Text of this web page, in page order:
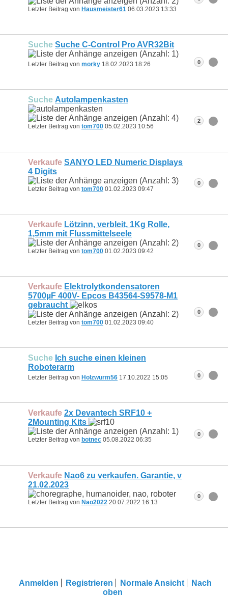
Letzter Beitrag von Hausmeister61 06.03.2023 13:33
Suche Suche C-Control Pro AVR32Bit
Letzter Beitrag von morky 18.02.2023 18:26 0
Suche Autolampenkasten
Letzter Beitrag von tom700 05.02.2023 10:56
2
Verkaufe SANYO LED Numeric Displays
4 Digits
Letzter Beitrag von tom700 01.02.2023 09:47
0
Verkaufe Lötzinn, verbleit, 1Kg Rolle,
1,5mm mit Flussmittelseele
Letzter Beitrag von tom700 01.02.2023 09:42
0
Verkaufe Elektrolytkondensatoren
5700µF 400V- Epcos B43564-S9578-M1
gebraucht
Letzter Beitrag von tom700 01.02.2023 09:40
0
Suche Ich suche einen kleinen
Roboterarm
Letzter Beitrag von Holzwurm56 17.10.2022 15:05 0
Verkaufe 2x Devantech SRF10 +
2Mounting Kits
Letzter Beitrag von botnec 05.08.2022 06:35
0
Verkaufe Nao6 zu verkaufen. Garantie, v
21.02.2023
Letzter Beitrag von Nao2022 20.07.2022 16:13
0
Anmelden Registrieren Normale Ansicht
Nach
oben